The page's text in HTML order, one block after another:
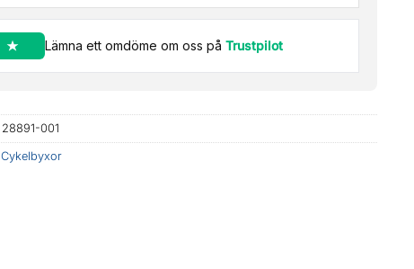
Lämna ett omdöme om oss på Trustpilot
28891-001
Cykelbyxor